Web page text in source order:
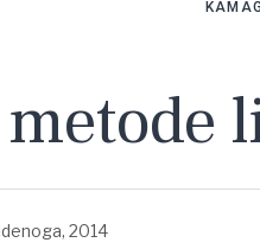
2014